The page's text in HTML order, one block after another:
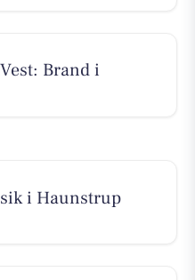
Brand i
i Haunstrup